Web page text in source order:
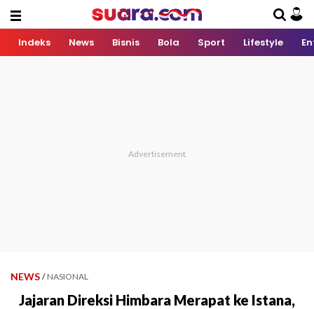
Indeks News Bisnis Bola Sport Lifestyle
NEWS / NASIONAL
Jajaran Direksi Himbara Merapat ke Istana,